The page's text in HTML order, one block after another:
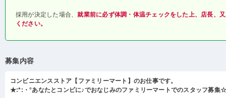
採用が決定した場合、就業前に必ず体調・体温チェックをした上、店長、
ください。
募集内容
コンビニエンスストア【ファミリーマート】のお仕事です。
★:*:・°あなたとコンビに♪でおなじみのファミリーマートでのスタッフ募集